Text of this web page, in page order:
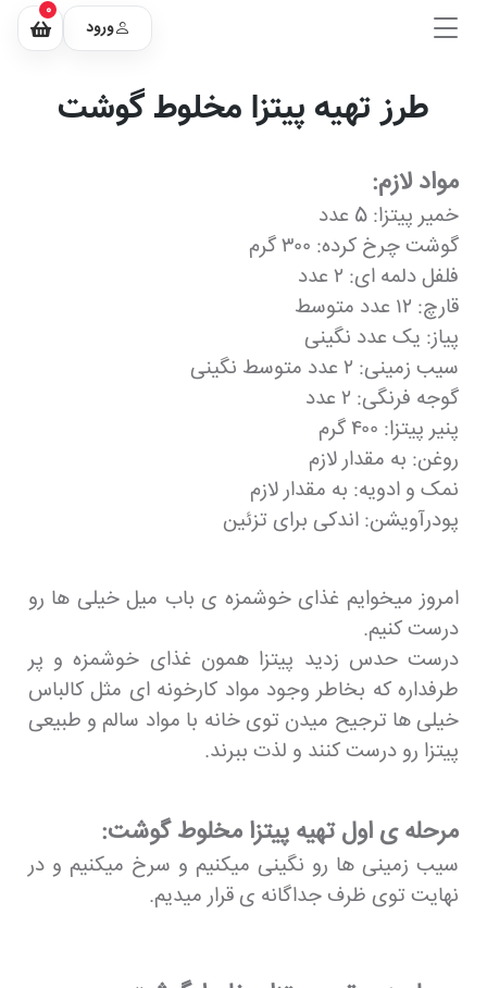
ورود
0
طرز تهیه پیتزا مخلوط گوشت
مواد لازم:
خمیر پیتزا: 5 عدد
گوشت چرخ کرده: ۳۰۰ گرم
فلفل دلمه ای: ۲ عدد
قارچ: ۱۲ عدد متوسط
پیاز: یک عدد نگینی
سیب زمینی: ۲ عدد متوسط نگینی
گوجه فرنگی: ۲ عدد
پنیر پیتزا: ۴۰۰ گرم
روغن: به مقدار لازم
نمک و ادویه: به مقدار لازم
پودرآویشن: اندکی برای تزئین
امروز میخوایم غذای خوشمزه ی باب میل خیلی ها رو
درست کنیم.
درست حدس زدید پیتزا همون غذای خوشمزه و پر
طرفداره که بخاطر وجود مواد کارخونه ای مثل کالباس
خیلی ها ترجیح میدن توی خانه با مواد سالم و طبیعی
پیتزا رو درست کنند و لذت ببرند.
مرحله ی اول تهیه پیتزا مخلوط گوشت:
سیب زمینی ها رو نگینی میکنیم و سرخ میکنیم و در
نهایت توی ظرف جداگانه ی قرار میدیم.